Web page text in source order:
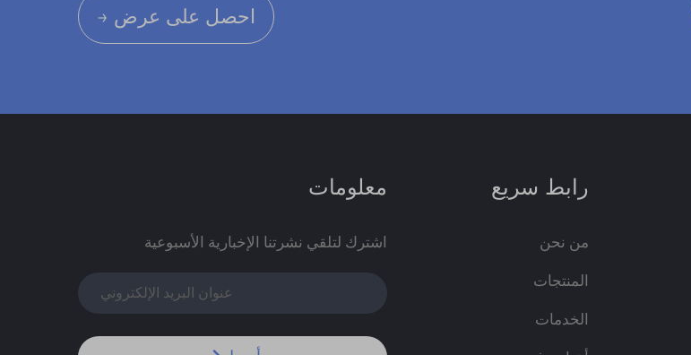
احصل على عرض →
رابط سريع
من نحن
المنتجات
الخدمات
معلومات
اشترك لتلقي نشرتنا الإخبارية الأسبوعية